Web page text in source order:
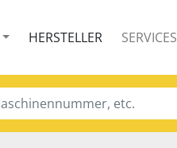
HERSTELLER SERVICES